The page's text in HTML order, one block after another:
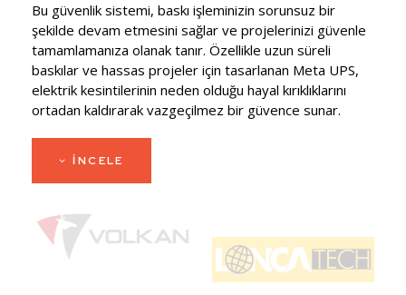
Bu güvenlik sistemi, baskı işleminizin sorunsuz bir
şekilde devam etmesini sağlar ve projelerinizi güvenle
tamamlamanıza olanak tanır. Özellikle uzun süreli
baskılar ve hassas projeler için tasarlanan Meta UPS,
elektrik kesintilerinin neden olduğu hayal kırıklıklarını
ortadan kaldırarak vazgeçilmez bir güvence sunar.
İNCELE